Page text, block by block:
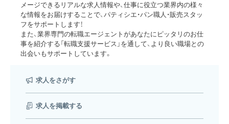
メージできるリアルな求人情報や、仕事に役立つ業界内の様々
な情報をお届けすることで、パティシエ・パン職人・販売スタッ
フをサポートします！
また、業界専門の転職エージェントがあなたにピッタリのお仕
事を紹介する「転職支援サービス」を通して、より良い職場との
出会いもサポートしています。
求人をさがす
求人を掲載する